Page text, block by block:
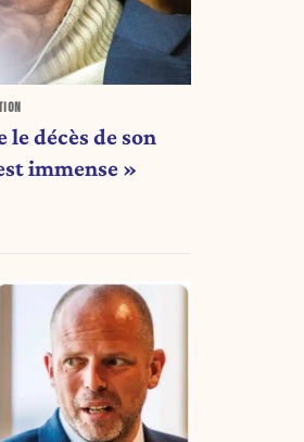
le décès de son
immense »